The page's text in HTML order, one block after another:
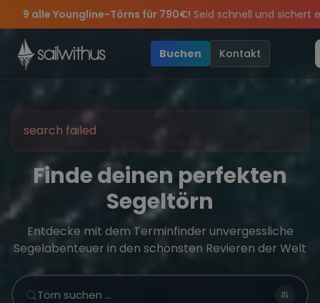
Skip to content
für 790€!Seid schnell und sichert euch die letzten Plätze.
Sichere Dir jetztDein Meilenbuch und Deine sailwithus-
Angebote mehr Sowie20€ Rabatt auf deinen ersten
wir feiern die Törns, die Crew und die besten Geschichten
Buchen
Kontakt
search failed
Finde deinen perfekten
Segeltörn
Entdecke mit dem Terminfinder unvergessliche
Segelabenteuer in den schönsten Revieren der Welt
Törn suchen …